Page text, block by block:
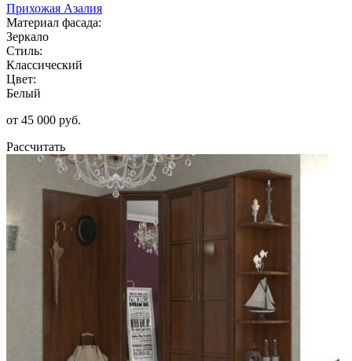
Прихожая Азалия
Материал фасада:
Зеркало
Стиль:
Классический
Цвет:
Белый
от 45 000 руб.
Рассчитать